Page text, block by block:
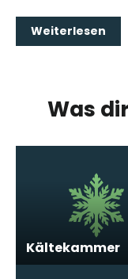
Weiterlesen
Was
Kältekammer